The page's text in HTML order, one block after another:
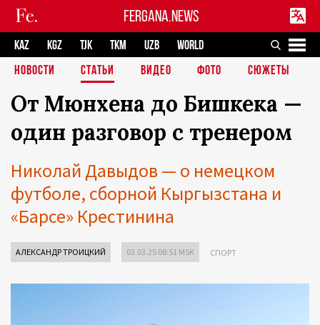
FERGANA.NEWS
KAZ KGZ TJK TKM UZB
WORLD
НОВОСТИ
СТАТЬИ ВИДЕО ФОТО СЮЖЕТЫ
От Мюнхена до Бишкека —
один разговор с тренером
Николай Давыдов — о немецком
футболе, сборной Кыргызстана и
«Барсе» Крестинина
АЛЕКСАНДР ТРОИЦКИЙ 03.03.25 08:51 MSK СПОРТ